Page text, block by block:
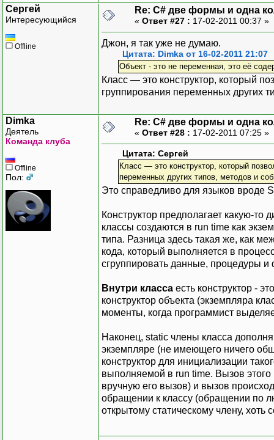
Сергей
Интересующийся
Offline
Re: C# две формы и одна
« Ответ #27 : 17-02-2011 00:37 »
Джон, я так уже не думаю.
Цитата: Dimka от 16-02-2011 21:07
Объект - это не переменная, это её
Класс — это конструктор, который
группирования переменных других
Dimka
Деятель
Команда клуба
Offline
Пол:
Re: C# две формы и одна
« Ответ #28 : 17-02-2011 07:25 »
Цитата: Сергей
Класс — это конструктор, который
переменных других типов, методов и
Это справедливо для языков вроде
Конструктор предполагает какую-то
классы создаются в run time как
типа. Разница здесь такая же, как
кода, который выполняется в
сгруппировать данные, процедуры и
Внутри класса есть конструктор -
конструктор объекта (экземпляра
моменты, когда программист
Наконец, static члены класса
экземпляре (не имеющего ничего
конструктор для инициализации
выполняемой в run time. Вызов этого
вручную его вызов) и вызов
обращении к классу (обращении по
открытому статическому члену, хоть